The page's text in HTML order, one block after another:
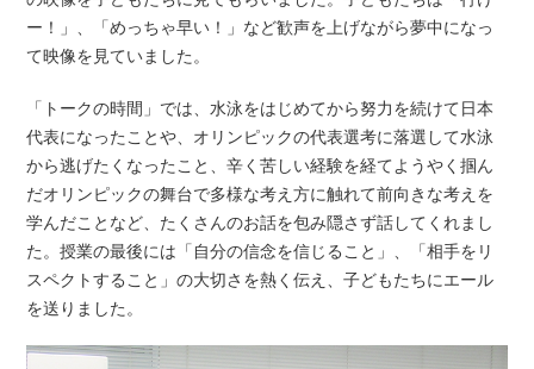
ー！」、「めっちゃ早い！」など歓声を上げながら夢中になっ
て映像を見ていました。
「トークの時間」では、水泳をはじめてから努力を続けて日本
代表になったことや、オリンピックの代表選考に落選して水泳
から逃げたくなったこと、辛く苦しい経験を経てようやく掴ん
だオリンピックの舞台で多様な考え方に触れて前向きな考えを
学んだことなど、たくさんのお話を包み隠さず話してくれまし
た。授業の最後には「自分の信念を信じること」、「相手をリ
スペクトすること」の大切さを熱く伝え、子どもたちにエール
を送りました。